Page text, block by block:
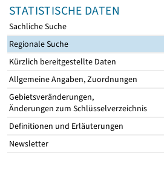
STATISTISCHE DATEN
Sachliche Suche
Regionale Suche
Kürzlich bereitgestellte Daten
Allgemeine Angaben, Zuordnungen
Gebietsveränderungen,
Änderungen zum Schlüsselverzeichnis
Definitionen und Erläuterungen
Newsletter